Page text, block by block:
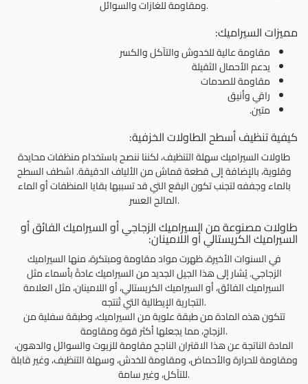
ومقاومة للغازات والسوائل.
مميزات السيراميك:
مقاومة عالية للخدوش والتآكل والكسر
يدعم الأحمال الثقيلة
مقاومة للصدمات
راقي وأنيق
متين.
كيفية تنظيف أسطح الطاولات الخزفية:
طاولات السيراميك سهلة التنظيف، لكننا ننصح باستخدام منظفات محايدة
وقلوية، بالإضافة إلى قطعة قماش من الألياف الدقيقة. اشطف السطح
بالماء وجففه لتجنب تكون البقع التي قد تسببها بقايا المنظفات أو الماء
المالح العسر.
طاولات مصنوعة من السيراميك الزجاجي أو السيراميك الفائق أو
السيراميك الكريستالي أو اللامينان:
في السنوات الأخيرة، ظهرت مواد مقاومة ومبتكرة، منها السيراميك
الزجاجي. يُشار إلى هذا الجيل الجديد من السيراميك عادةً بأسماء مثل
السيراميك الفائق، أو السيراميك الكريستالي، أو اللامينان، مثل العلامة
التجارية الإيطالية التي تُنتجه.
تتكون هذه المادة من طبقة علوية من السيراميك، وطبقة سفلية من
الزجاج، مما يجعلها أكثر قوة ومقاومة.
المادة الناتجة عن هذا الاقتران الناجح مقاومة للزيوت والسوائل والدهون،
ومقاومة للحرارة والأحماض، ومقاومة للخدش، وسهلة التنظيف، وغير قابلة
للتآكل، وغير سامة.